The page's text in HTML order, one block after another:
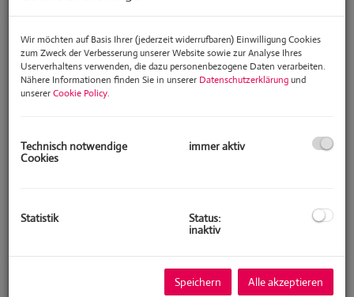
Wir möchten auf Basis Ihrer (jederzeit widerrufbaren) Einwilligung Cookies
zum Zweck der Verbesserung unserer Website sowie zur Analyse Ihres
Userverhaltens verwenden, die dazu personenbezogene Daten verarbeiten.
Nähere Informationen finden Sie in unserer Datenschutzerklärungund
unsererCookie Policy.
Technisch notwendige
Cookies
immer aktiv
Statistik
Status:
inaktiv
Speichern Alle akzeptieren